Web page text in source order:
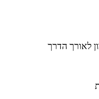
לאורך הדרך